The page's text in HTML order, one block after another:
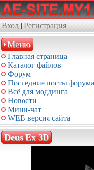
Вход | Регистрация
Меню
Главная страница
Каталог файлов
Форум
Последние посты форума
Всё для моддинга
Новости
Мини-чат
WEB версия сайта
Deus Ex 3D